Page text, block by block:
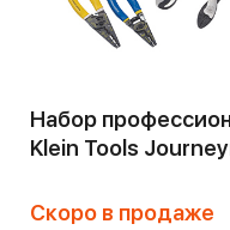
Набор
Klein Tools
Скоро в продаже